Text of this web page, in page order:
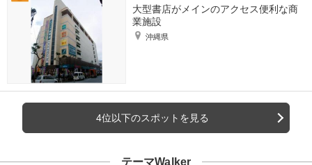
大型書店がメインのアクセス便利な商
業施設
沖縄県
4位以下のスポットを見る
テーマWalker